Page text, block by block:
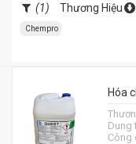
(1) Thương Hiệu
Chempro
Hóa
Dung
Công